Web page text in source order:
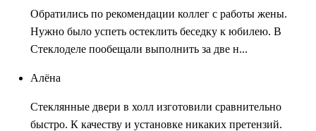
Обратились по рекомендации коллег с работы жены.
Нужно было успеть остеклить беседку к юбилею. В
Стеклоделе пообещали выполнить за две н...
Алёна
Стеклянные двери в холл изготовили сравнительно
быстро. К качеству и установке никаких претензий.